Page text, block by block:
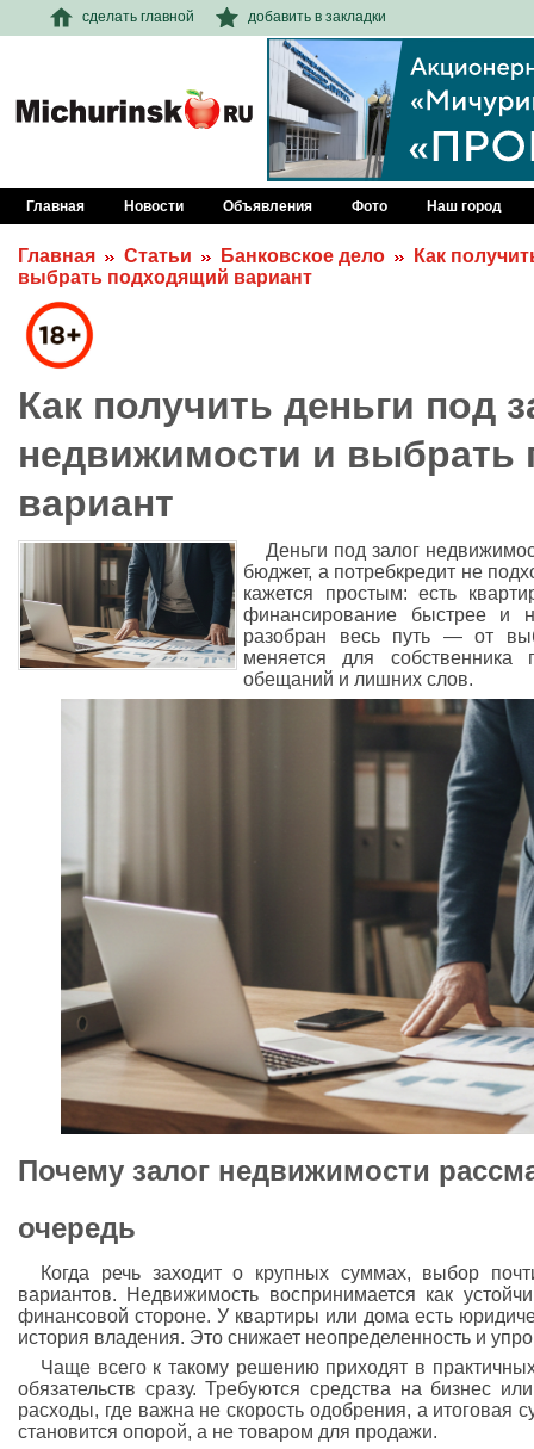
сделать главной добавить в закладки
Главная Новости Объявления Фото Наш город
Главная Статьи Банковское дело
Как
выбрать подходящий вариант
Как получить деньги под
недвижимости и выбрать
вариант
Деньги под залог
бюджет, а потребкредит не
кажется простым: есть
финансирование быстрее и
разобран весь путь — от
меняется для
обещаний и лишних слов.
Почему залог недвижимости
очередь
Когда речь заходит о крупных суммах, выбор
вариантов. Недвижимость воспринимается как
финансовой стороне. У квартиры или дома есть
история владения. Это снижает неопределенность и
Чаще всего к такому решению приходят в
обязательств сразу. Требуются средства на бизнес
расходы, где важна не скорость одобрения, а итоговая
становится опорой, а не товаром для продажи.